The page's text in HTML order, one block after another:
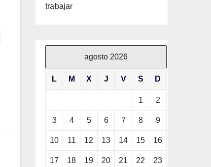
trabajar
agosto 2026
L M X J V S D
1 2
3 4 5 6 7 8 9
10 11 12 13 14 15 16
17 18 19 20 21 22 23